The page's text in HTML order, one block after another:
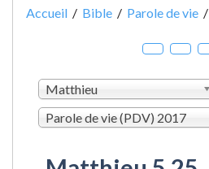
Accueil / Bible / Parole de vie /
Matthieu
Parole de vie (PDV) 2017